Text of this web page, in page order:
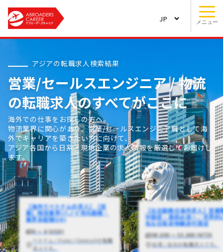
メニュー
アジアの転職求人検索結果
営業/セールスエンジニア / 物流
の転職求人のすべてがここに
海外での仕事をお探しの方へ。
物流業界に関心があり、営業/セールスエンジニア職として海
外でキャリアを築きたい方に向けて、
アジア各国から日系・現地企業の求人情報を厳選してお届けし
ます。
【海外でベトナムの求人】【営
業】物流業界(ハノイ市内勤務・
業界未経験OK)
0 〜 0 (USD)
ベトナム / Hanoi (General)の転職
求人です。
【台北勤務の海外求人】営
中国語・英語必須※／世界的
名な日系貨物輸送代理店
40,000 〜 55,000 (NTD)
台湾 / 台北の転職求人です。